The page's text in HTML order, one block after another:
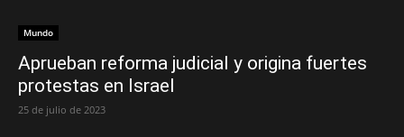
Mundo
Aprueban reforma judicial y origina fuertes
protestas en Israel
25 de julio de 2023